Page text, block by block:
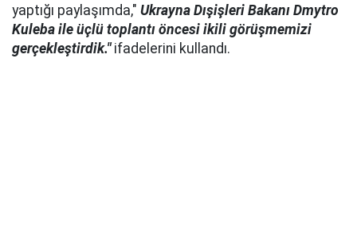
yaptığı paylaşımda," Ukrayna Dışişleri Bakanı Dmytro
Kuleba ile üçlü toplantı öncesi ikili görüşmemizi
gerçekleştirdik."ifadelerini kullandı.